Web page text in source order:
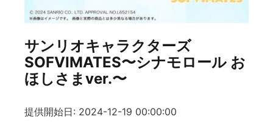
サンリオキャラクターズ
SOFVIMATES〜シナモロール お
ほしさまver.〜
提供開始日: 2024-12-19 00:00:00